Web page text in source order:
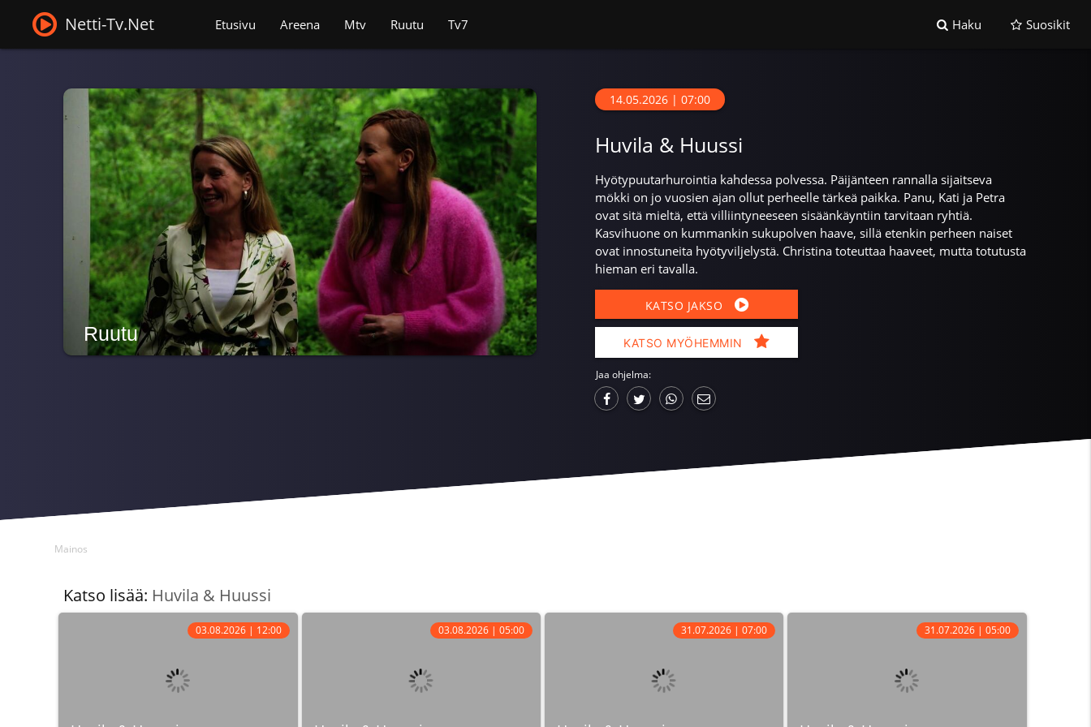
Netti-Tv.Net Etusivu Areena Mtv Ruutu Tv7 Haku Suosikit
Ruutu
14.05.2026 | 07:00
Huvila & Huussi
Hyötypuutarhurointia kahdessa polvessa. Päijänteen rannalla sijaitseva
mökki on jo vuosien ajan ollut perheelle tärkeä paikka. Panu, Kati ja Petra
ovat sitä mieltä, että villiintyneeseen sisäänkäyntiin tarvitaan ryhtiä.
Kasvihuone on kummankin sukupolven haave, sillä etenkin perheen naiset
ovat innostuneita hyötyviljelystä. Christina toteuttaa haaveet, mutta totutusta
hieman eri tavalla.
KATSO JAKSO
KATSO MYÖHEMMIN
Jaa ohjelma:
Mainos
Katso lisää: Huvila & Huussi
03.08.2026 | 12:00 03.08.2026 | 05:00 31.07.2026 | 07:00 31.07.2026 | 05:00